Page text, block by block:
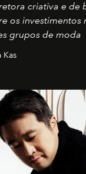
criativa e de
os investimentos
grupos de moda
Kas